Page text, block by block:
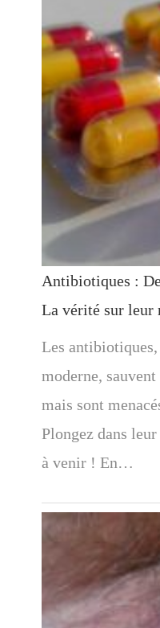
Antibiotiques :
La vérité sur leur
Les
moderne,
mais sont
Plongez dans
à venir ! En…